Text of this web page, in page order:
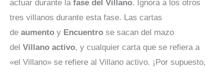
actuar durante la fase del Villano. Ignora a los otros
tres villanos durante esta fase. Las cartas
de aumento y Encuentro se sacan del mazo
del Villano activo, y cualquier carta que se refiera a
«el Villano» se refiere al Villano activo. ¡Por supuesto,